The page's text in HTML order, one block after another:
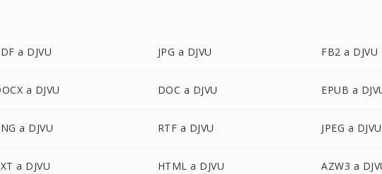
a DJVU JPG a DJVU FB2 a DJVU
a DJVU DOC a DJVU EPUB a
a DJVU RTF a DJVU JPEG a DJVU
a DJVU HTML a DJVU AZW3 a